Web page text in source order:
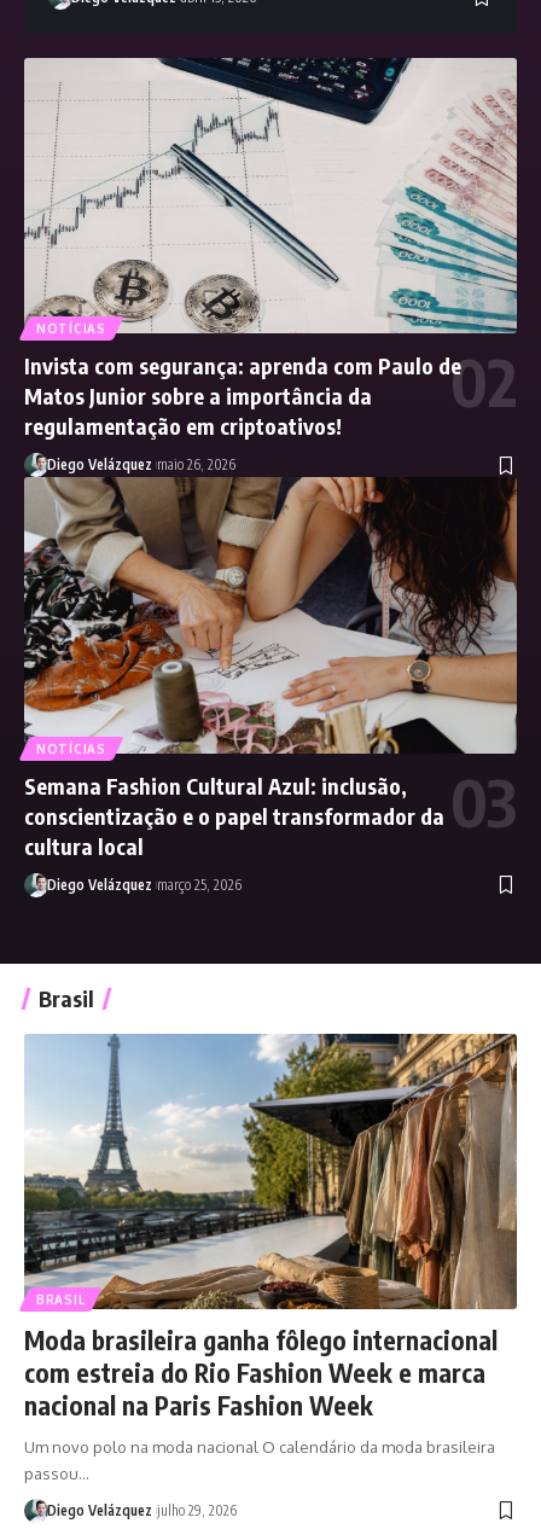
NOTÍCIAS
Invista com segurança: aprenda com Paulo de
Matos Junior sobre a importância da
regulamentação em criptoativos!
Diego Velázquez maio 26, 2026
NOTÍCIAS
Semana Fashion Cultural Azul: inclusão,
conscientização e o papel transformador da
cultura local
Diego Velázquez março 25, 2026
Brasil
BRASIL
Moda brasileira ganha fôlego internacional
com estreia do Rio Fashion Week e marca
nacional na Paris Fashion Week
Um novo polo na moda nacional O calendário da moda brasileira
passou…
Diego Velázquez julho 29, 2026